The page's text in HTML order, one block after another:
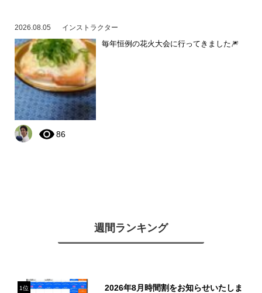
2026.08.05 インストラクター
毎年恒例の花火大会に行ってきました🎆
86
週間ランキング
1位
2026年8月時間割をお知らせいたしま